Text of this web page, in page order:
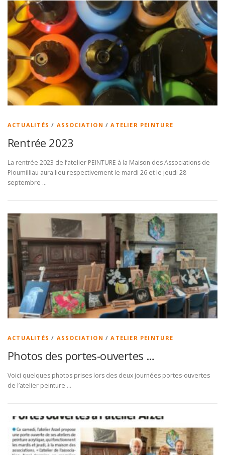
ACTUALITÉS / ASSOCIATION /ATELIER PEINTURE
Rentrée 2023
La rentrée 2023 de l’atelier PEINTURE à la Maison des Associations de
Ploumilliau aura lieu respectivement le mardi 26 et le jeudi 28
septembre …
ACTUALITÉS / ASSOCIATION /ATELIER PEINTURE
Photos des portes-ouvertes …
Voici quelques photos prises lors des deux journées portes-ouvertes
de l’atelier peinture …